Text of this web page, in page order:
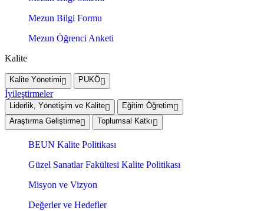
Mezun Bilgi Formu
Mezun Öğrenci Anketi
Kalite
Kalite Yönetimi PUKÖ
İyileştirmeler
Liderlik, Yönetişim ve Kalite
Eğitim Öğretim
Araştırma Geliştirme
Toplumsal Katkı
BEUN Kalite Politikası
Güzel Sanatlar Fakültesi Kalite Politikası
Misyon ve Vizyon
Değerler ve Hedefler